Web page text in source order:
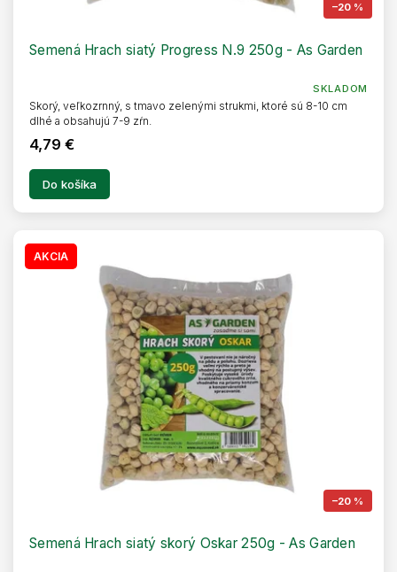
–20 %
Semená Hrach siatý Progress N.9 250g - As Garden
SKLADOM
4,79 €
Do košíka
Skorý, veľkozrnný, s tmavo zelenými strukmi, ktoré sú 8-10 cm
dlhé a obsahujú 7-9 zŕn.
AKCIA
–20 %
Semená Hrach siatý skorý Oskar 250g - As Garden